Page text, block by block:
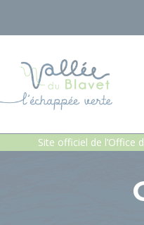
Site officiel de l’Office